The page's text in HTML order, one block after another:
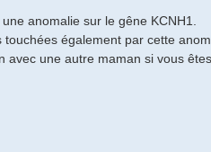
anomalie sur le gêne KCNH1.
également par cette
avec une autre maman si vous